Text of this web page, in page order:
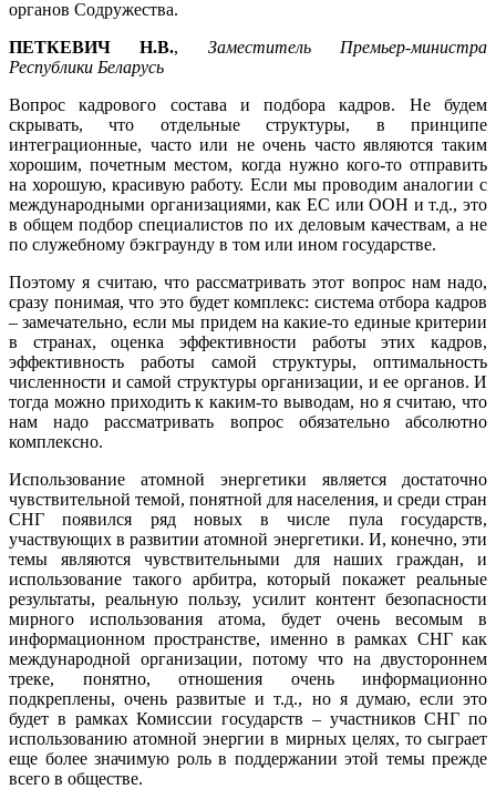
органов Содружества.
ПЕТКЕВИЧ Н.В., Заместитель Премьер-министра
Республики Беларусь
Вопрос кадрового состава и подбора кадров. Не будем
скрывать, что отдельные структуры, в принципе
интеграционные, часто или не очень часто являются таким
хорошим, почетным местом, когда нужно кого-то отправить
на хорошую, красивую работу. Если мы проводим аналогии с
международными организациями, как ЕС или ООН и т.д., это
в общем подбор специалистов по их деловым качествам, а не
по служебному бэкграунду в том или ином государстве.
Поэтому я считаю, что рассматривать этот вопрос нам надо,
сразу понимая, что это будет комплекс: система отбора кадров
– замечательно, если мы придем на какие-то единые критерии
в странах, оценка эффективности работы этих кадров,
эффективность работы самой структуры, оптимальность
численности и самой структуры организации, и ее органов. И
тогда можно приходить к каким-то выводам, но я считаю, что
нам надо рассматривать вопрос обязательно абсолютно
комплексно.
Использование атомной энергетики является достаточно
чувствительной темой, понятной для населения, и среди стран
СНГ появился ряд новых в числе пула государств,
участвующих в развитии атомной энергетики. И, конечно, эти
темы являются чувствительными для наших граждан, и
использование такого арбитра, который покажет реальные
результаты, реальную пользу, усилит контент безопасности
мирного использования атома, будет очень весомым в
информационном пространстве, именно в рамках СНГ как
международной организации, потому что на двустороннем
треке, понятно, отношения очень информационно
подкреплены, очень развитые и т.д., но я думаю, если это
будет в рамках Комиссии государств – участников СНГ по
использованию атомной энергии в мирных целях, то сыграет
еще более значимую роль в поддержании этой темы прежде
всего в обществе.